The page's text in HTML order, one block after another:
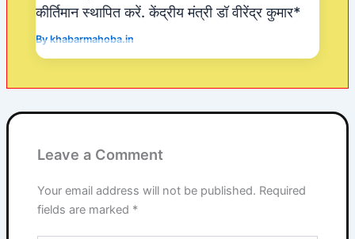
कीर्तिमान स्थापित करें. केंद्रीय मंत्री डॉ वीरेंद्र कुमार*
Bykhabarmahoba.in
Leave a Comment
Your email address will not be published. Required
fields are marked *